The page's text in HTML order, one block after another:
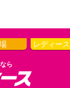
レディース
ら